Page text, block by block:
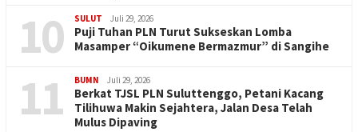
10 SULUT Juli 29, 2026
Puji Tuhan PLN Turut Sukseskan Lomba
Masamper “Oikumene Bermazmur” di Sangihe
11 BUMN Juli 29, 2026
Berkat TJSL PLN Suluttenggo, Petani Kacang
Tilihuwa Makin Sejahtera, Jalan Desa Telah
Mulus Dipaving